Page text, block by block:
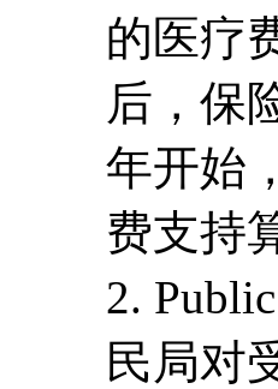
的医疗
后，保
年开始
费支持
2.
民局对